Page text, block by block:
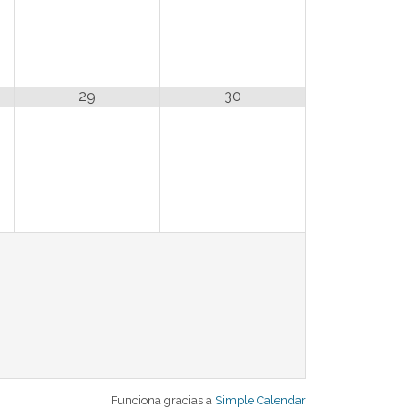
29 30
Funciona gracias a Simple Calendar